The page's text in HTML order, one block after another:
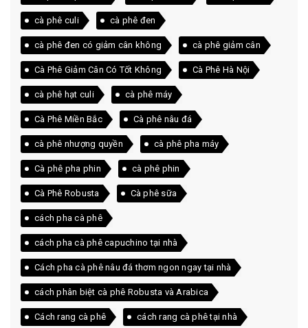
cà phê culi cà phê đen
cà phê đen có giảm cân không cà phê giảm cân
Cà Phê Giảm Cân Có Tốt Không Cà Phê Hà Nội
cà phê hạt culi cà phê máy
Cà Phê Miền Bắc Cà phê nâu đá
cà phê nhượng quyền cà phê pha máy
Cà phê pha phin cà phê phin
Cà Phê Robusta Cà phê sữa
cách pha cà phê
cách pha cà phê capuchino tại nhà
Cách pha cà phê nâu đá thơm ngon ngay tại nhà
cách phân biệt cà phê Robusta và Arabica
Cách rang cà phê cách rang cà phê tại nhà